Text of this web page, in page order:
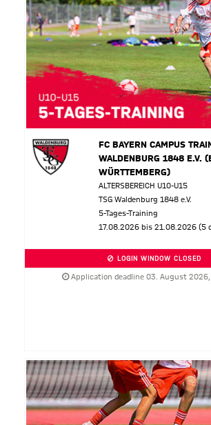
FC BAYERN CAMPUS
WALDENBURG 1848 E.V.
WÜRTTEMBERG)
ALTERSBEREICH U10-U15
TSG Waldenburg 1848 e.V.
5-Tages-Training
17.08.2026 bis 21.08.2026 (5
LOGIN WINDOW CLOSED
Application deadline 03. August 2026,